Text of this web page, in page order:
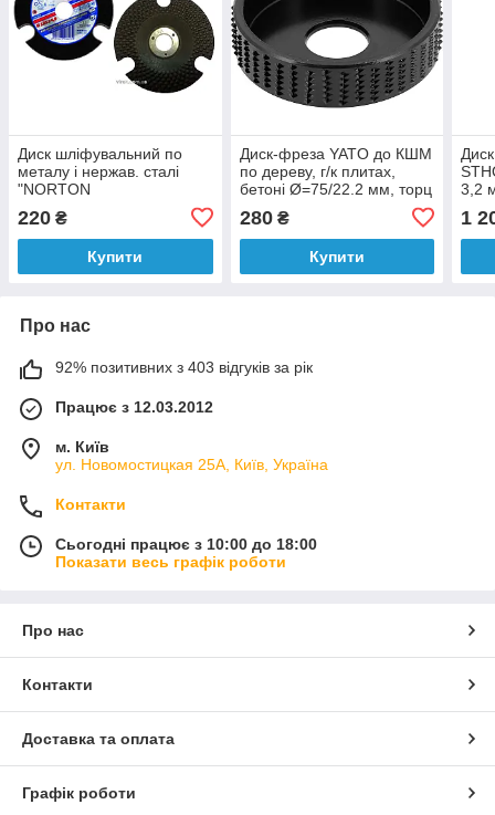
Диск шліфувальний по
металу і нержав. сталі
"NORTON
мм, t= 4.0мм P60 з
прорізами
220 ₴
Купити
Диск-фреза YATO до КШМ
по дереву, г/к плитах,
бетоні Ø=75/22.2 мм, торц
280₴
Купити
3,2
1
Про нас
92% позитивних з 403 відгуків за рік
Працює з 12.03.2012
м. Київ
ул. Новомостицкая 25А, Київ, Україна
Контакти
Сьогодні працює з 10:00 до 18:00
Показати весь графік роботи
Про нас
Контакти
Доставка та оплата
Графік роботи